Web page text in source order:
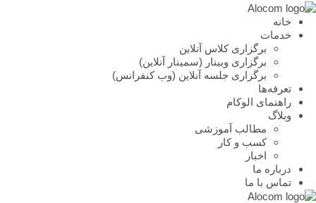
خانه
خدمات
برگزاری کلاس آنلاین
برگزاری وبینار (سمینار آنلاین)
برگزاری جلسه آنلاین (وب کنفرانس)
تعرفه‌ها
راهنمای الوکام
وبلاگ
مطالب آموزشی
کسب و کار
اخبار
درباره ما
تماس با ما